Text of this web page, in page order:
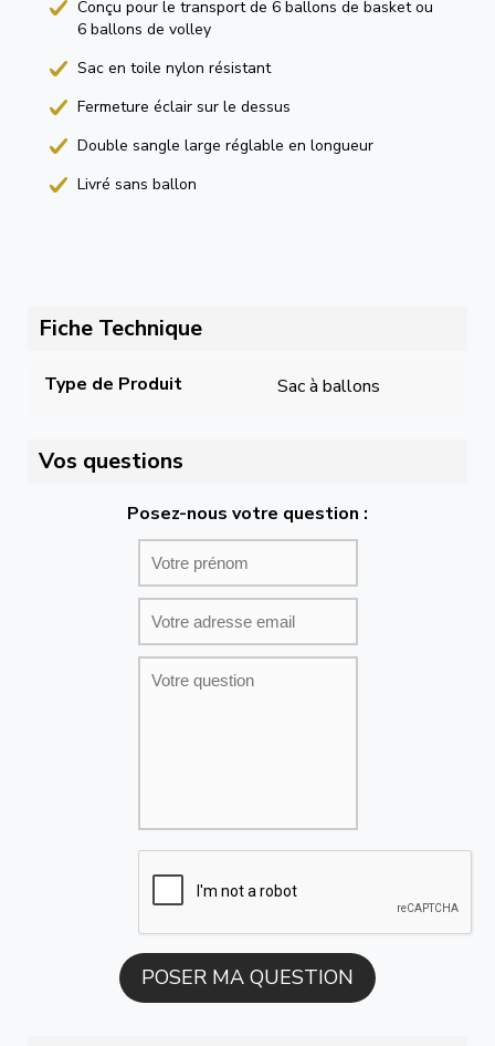
Conçu pour le transport de 6 ballons de basket ou
6 ballons de volley
Sac en toile nylon résistant
Fermeture éclair sur le dessus
Double sangle large réglable en longueur
Livré sans ballon
Fiche Technique
Type de Produit Sac à ballons
Vos questions
Posez-nous votre question :